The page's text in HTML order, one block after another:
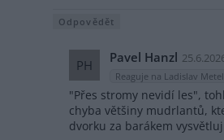
Odpovědět
PH Pavel Hanzl
Reaguje na Ladislav
"Přes stromy nevidí les",
chyba většiny mudrlantů,
dvorku za barákem